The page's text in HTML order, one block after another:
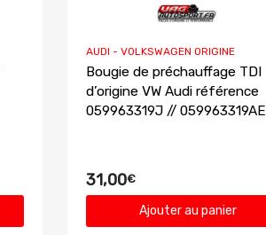
AUDI - VOLKSWAGEN ORIGINE
Bougie de préchauffage TDI
d’origine VW Audi référence
059963319J // 059963319AE
31,00€
Ajouter au panier